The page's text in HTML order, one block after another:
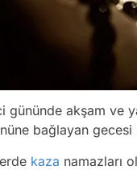
gününde akşam ve
bağlayan gecesi
kaza namazları